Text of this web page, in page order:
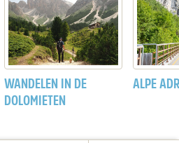
WANDELEN IN DE
DOLOMIETEN
ALPE